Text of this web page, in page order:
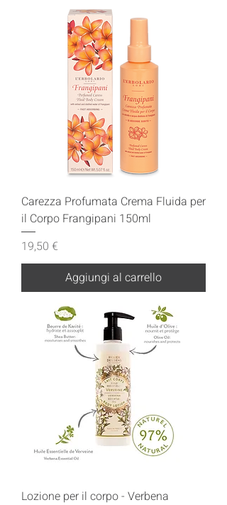
Carezza Profumata Crema Fluida per
il Corpo Frangipani 150ml
Prezzo
19,50 €
Aggiungi al carrello
Lozione per il corpo - Verbena